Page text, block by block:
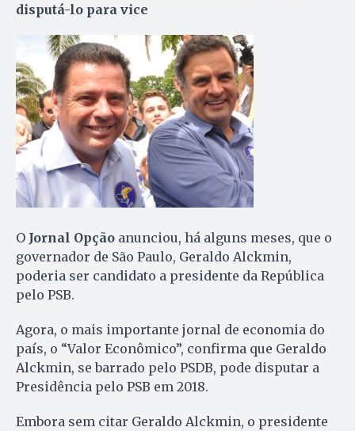
disputá-lo para vice
O Jornal Opção anunciou, há alguns meses, que o
governador de São Paulo, Geraldo Alckmin,
poderia ser candidato a presidente da República
pelo PSB.
Agora, o mais importante jornal de economia do
país, o “Valor Econômico”, confirma que Geraldo
Alckmin, se barrado pelo PSDB, pode disputar a
Presidência pelo PSB em 2018.
Embora sem citar Geraldo Alckmin, o presidente